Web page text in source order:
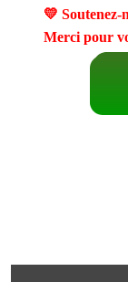
💛 Soutenez-
Merci pour